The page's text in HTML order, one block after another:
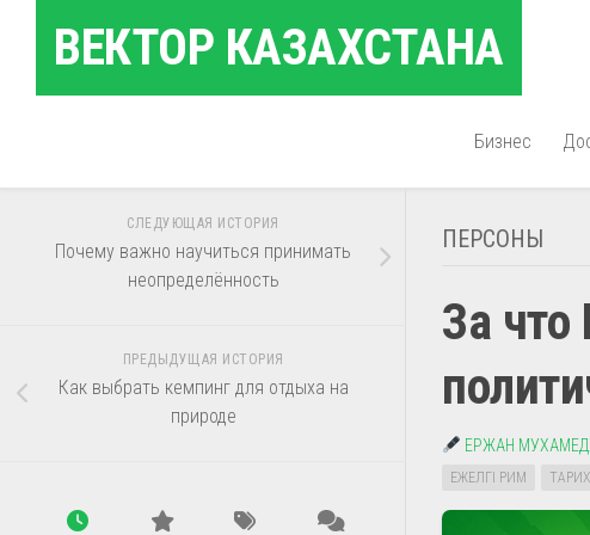
содержаниюВЕКТОР КАЗАХСТАНА
Бизнес
ПЕРСОНЫ
За что
ЕРЖАН
ЕЖЕЛГІ РИМ
СЛЕДУЮЩАЯ ИСТОРИЯ
Почему важно научиться принимать
неопределённость
ПРЕДЫДУЩАЯ ИСТОРИЯ
Как выбрать кемпинг для отдыха на
природе